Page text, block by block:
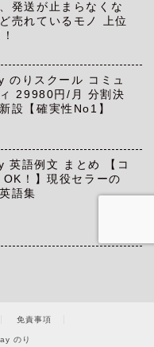
発送が止まらなくな
売れているモノ 上位
のりスクール コミュ
29980円/月 分割決
設【確実性No1】
英語例文 まとめ 【コ
OK！】現役セラーの
語集
免責事項
のり